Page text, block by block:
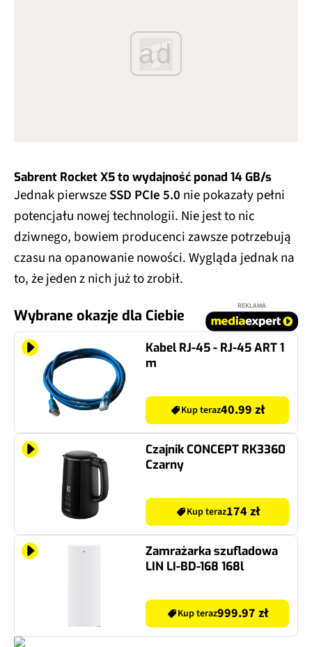
ad
Sabrent Rocket X5 to wydajność ponad 14 GB/s
Jednak pierwszeSSD PCIe 5.0 nie pokazały pełni
potencjału nowej technologii. Nie jest to nic
dziwnego, bowiem producenci zawsze potrzebują
czasu na opanowanie nowości. Wygląda jednak na
to, że jeden z nich już to zrobił.
Wybrane okazje dla Ciebie
REKLAMA
Kabel RJ-45 - RJ-45 ART 1
m
Kup teraz40.99 zł
Czajnik CONCEPT RK3360
Czarny
Kup teraz174 zł
Zamrażarka szufladowa
LIN LI-BD-168 168l
Kup teraz999.97 zł